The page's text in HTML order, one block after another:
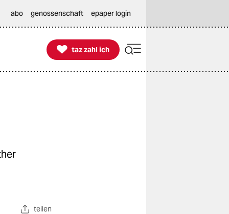
abo genossenschaft epaper login

taz zahl ich
taz zahl ich
teilen